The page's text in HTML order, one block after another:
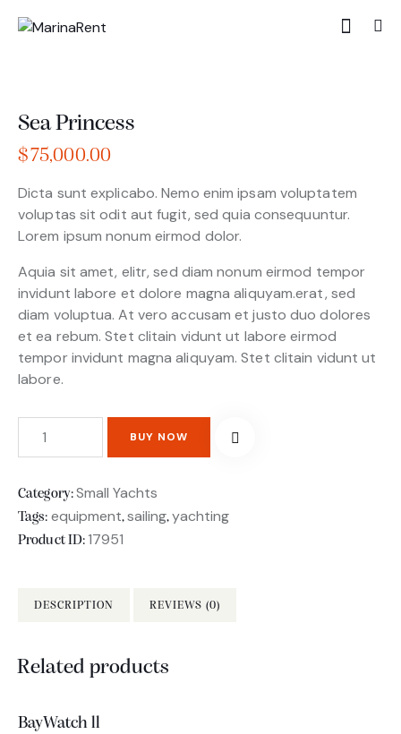
Sea Princess
$75,000.00
Dicta sunt explicabo. Nemo enim ipsam voluptatem
voluptas sit odit aut fugit, sed quia consequuntur.
Lorem ipsum nonum eirmod dolor.
Aquia sit amet, elitr, sed diam nonum eirmod tempor
invidunt labore et dolore magna aliquyam.erat, sed
diam voluptua. At vero accusam et justo duo dolores
et ea rebum. Stet clitain vidunt ut labore eirmod
tempor invidunt magna aliquyam. Stet clitain vidunt ut
labore.
BUY NOW
Category:Small Yachts
Tags: equipment,sailing,yachting
Product ID:17951
DESCRIPTION REVIEWS (0)
Related products
BayWatch ll